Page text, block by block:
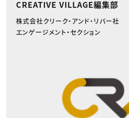
CREATIVE VILLAGE編集部
株式会社クリーク・アンド・リバー社
エンゲージメント・セクション